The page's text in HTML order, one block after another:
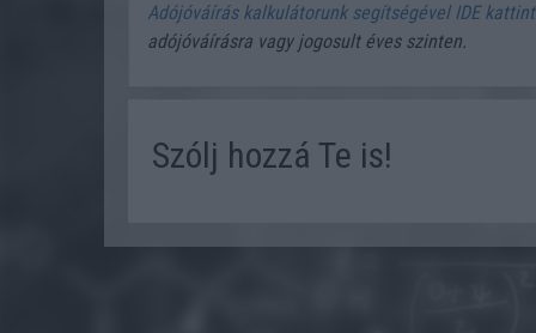
Adójóváírás kalkulátorunk segítségével IDE
adójóváírásra vagy jogosult éves szinten.
Szólj hozzá Te is!